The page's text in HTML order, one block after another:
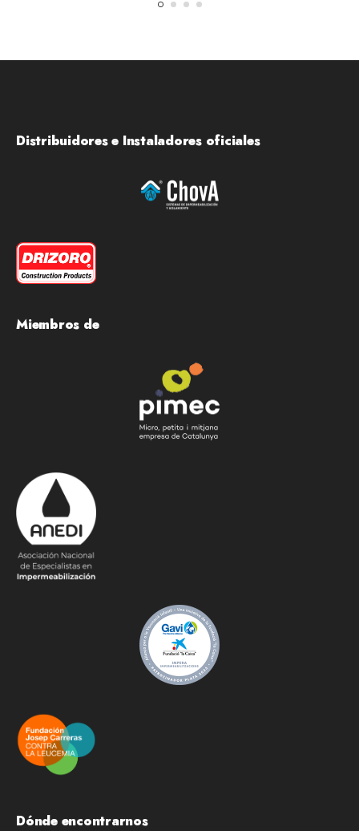
Distribuidores e Instaladores oficiales
Miembros de
Dónde encontrarnos